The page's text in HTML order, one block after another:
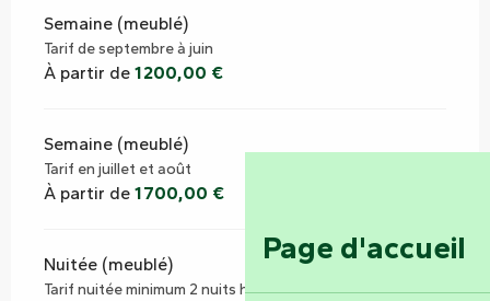
Page d'accueil
Semaine (meublé)
Tarif de septembre à juin
À partir de 1 200,00 €
Semaine (meublé)
Tarif en juillet et août
À partir de 1 700,00 €
Nuitée (meublé)
Tarif nuitée minimum 2 nuits hors juillet/août